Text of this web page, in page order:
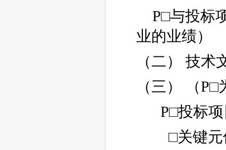
P□与投标
业的业绩）
（二） 技术
（三） （
P□投标
□关键